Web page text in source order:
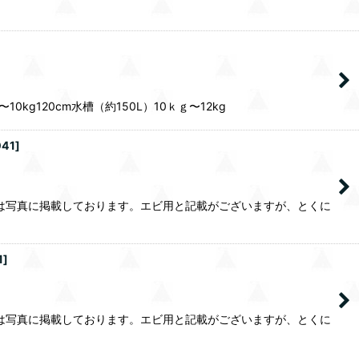
10kg120cm水槽（約150L）10ｋｇ〜12kg
]
真に掲載しております。エビ用と記載がございますが、とくに
]
真に掲載しております。エビ用と記載がございますが、とくに